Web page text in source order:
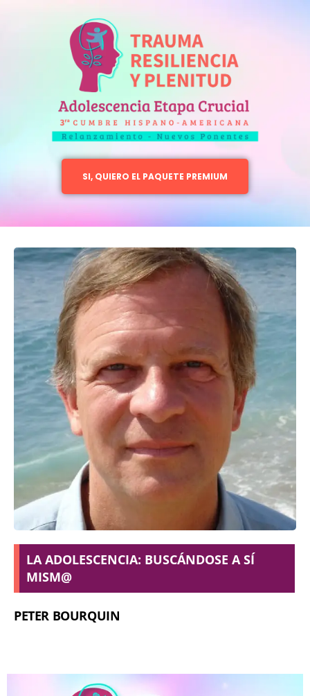
SI, QUIERO EL PAQUETE PREMIUM
LA ADOLESCENCIA: BUSCÁNDOSE A SÍ
MISM@
PETER BOURQUIN